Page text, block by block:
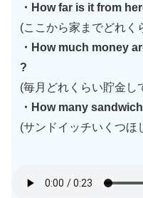
・How far is it from
(ここから家までどれく
・How much money
?
(毎月どれくらい貯金し
・How many
(サンドイッチいくつほ